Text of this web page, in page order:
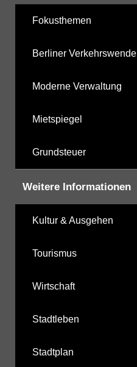
Fokusthemen
Berliner Verkehrswende
Moderne Verwaltung
Mietspiegel
Grundsteuer
Weitere Informationen
Kultur & Ausgehen
Tourismus
Wirtschaft
Stadtleben
Stadtplan